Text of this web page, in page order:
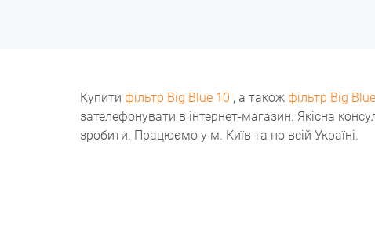
Купити фільтр Big Blue 10 , а також фільтр Big
зателефонувати в інтернет-магазин. Якісна
зробити. Працюємо у м. Київ та по всій Україні.